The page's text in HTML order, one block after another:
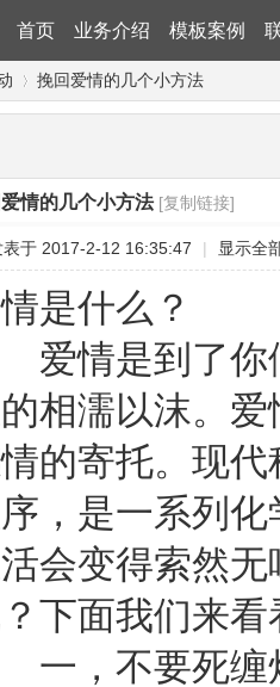
首页 业务介绍 模板案例
›
挽回爱情的几个小方法
情的几个小方法 [复制链接]
表于 2017-2-12 16:35:47 | 显示全
是什么？
情是到了你
相濡以沫。
的寄托。现
，是一系列
会变得索然
下面我们来
，不要死缠